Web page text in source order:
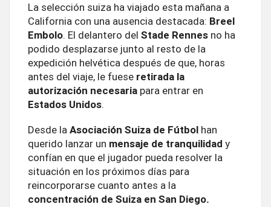
La selección suiza ha viajado esta mañana a
California con una ausencia destacada: Breel
Embolo. El delantero del Stade Rennes no ha
podido desplazarse junto al resto de la
expedición helvética después de que, horas
antes del viaje, le fuese retirada la
autorización necesaria para entrar en
Estados Unidos.
Desde laAsociación Suiza de Fútbol han
querido lanzar un mensaje de tranquilidad y
confían en que el jugador pueda resolver la
situación en los próximos días para
reincorporarse cuanto antes a la
concentración de Suiza en San Diego.